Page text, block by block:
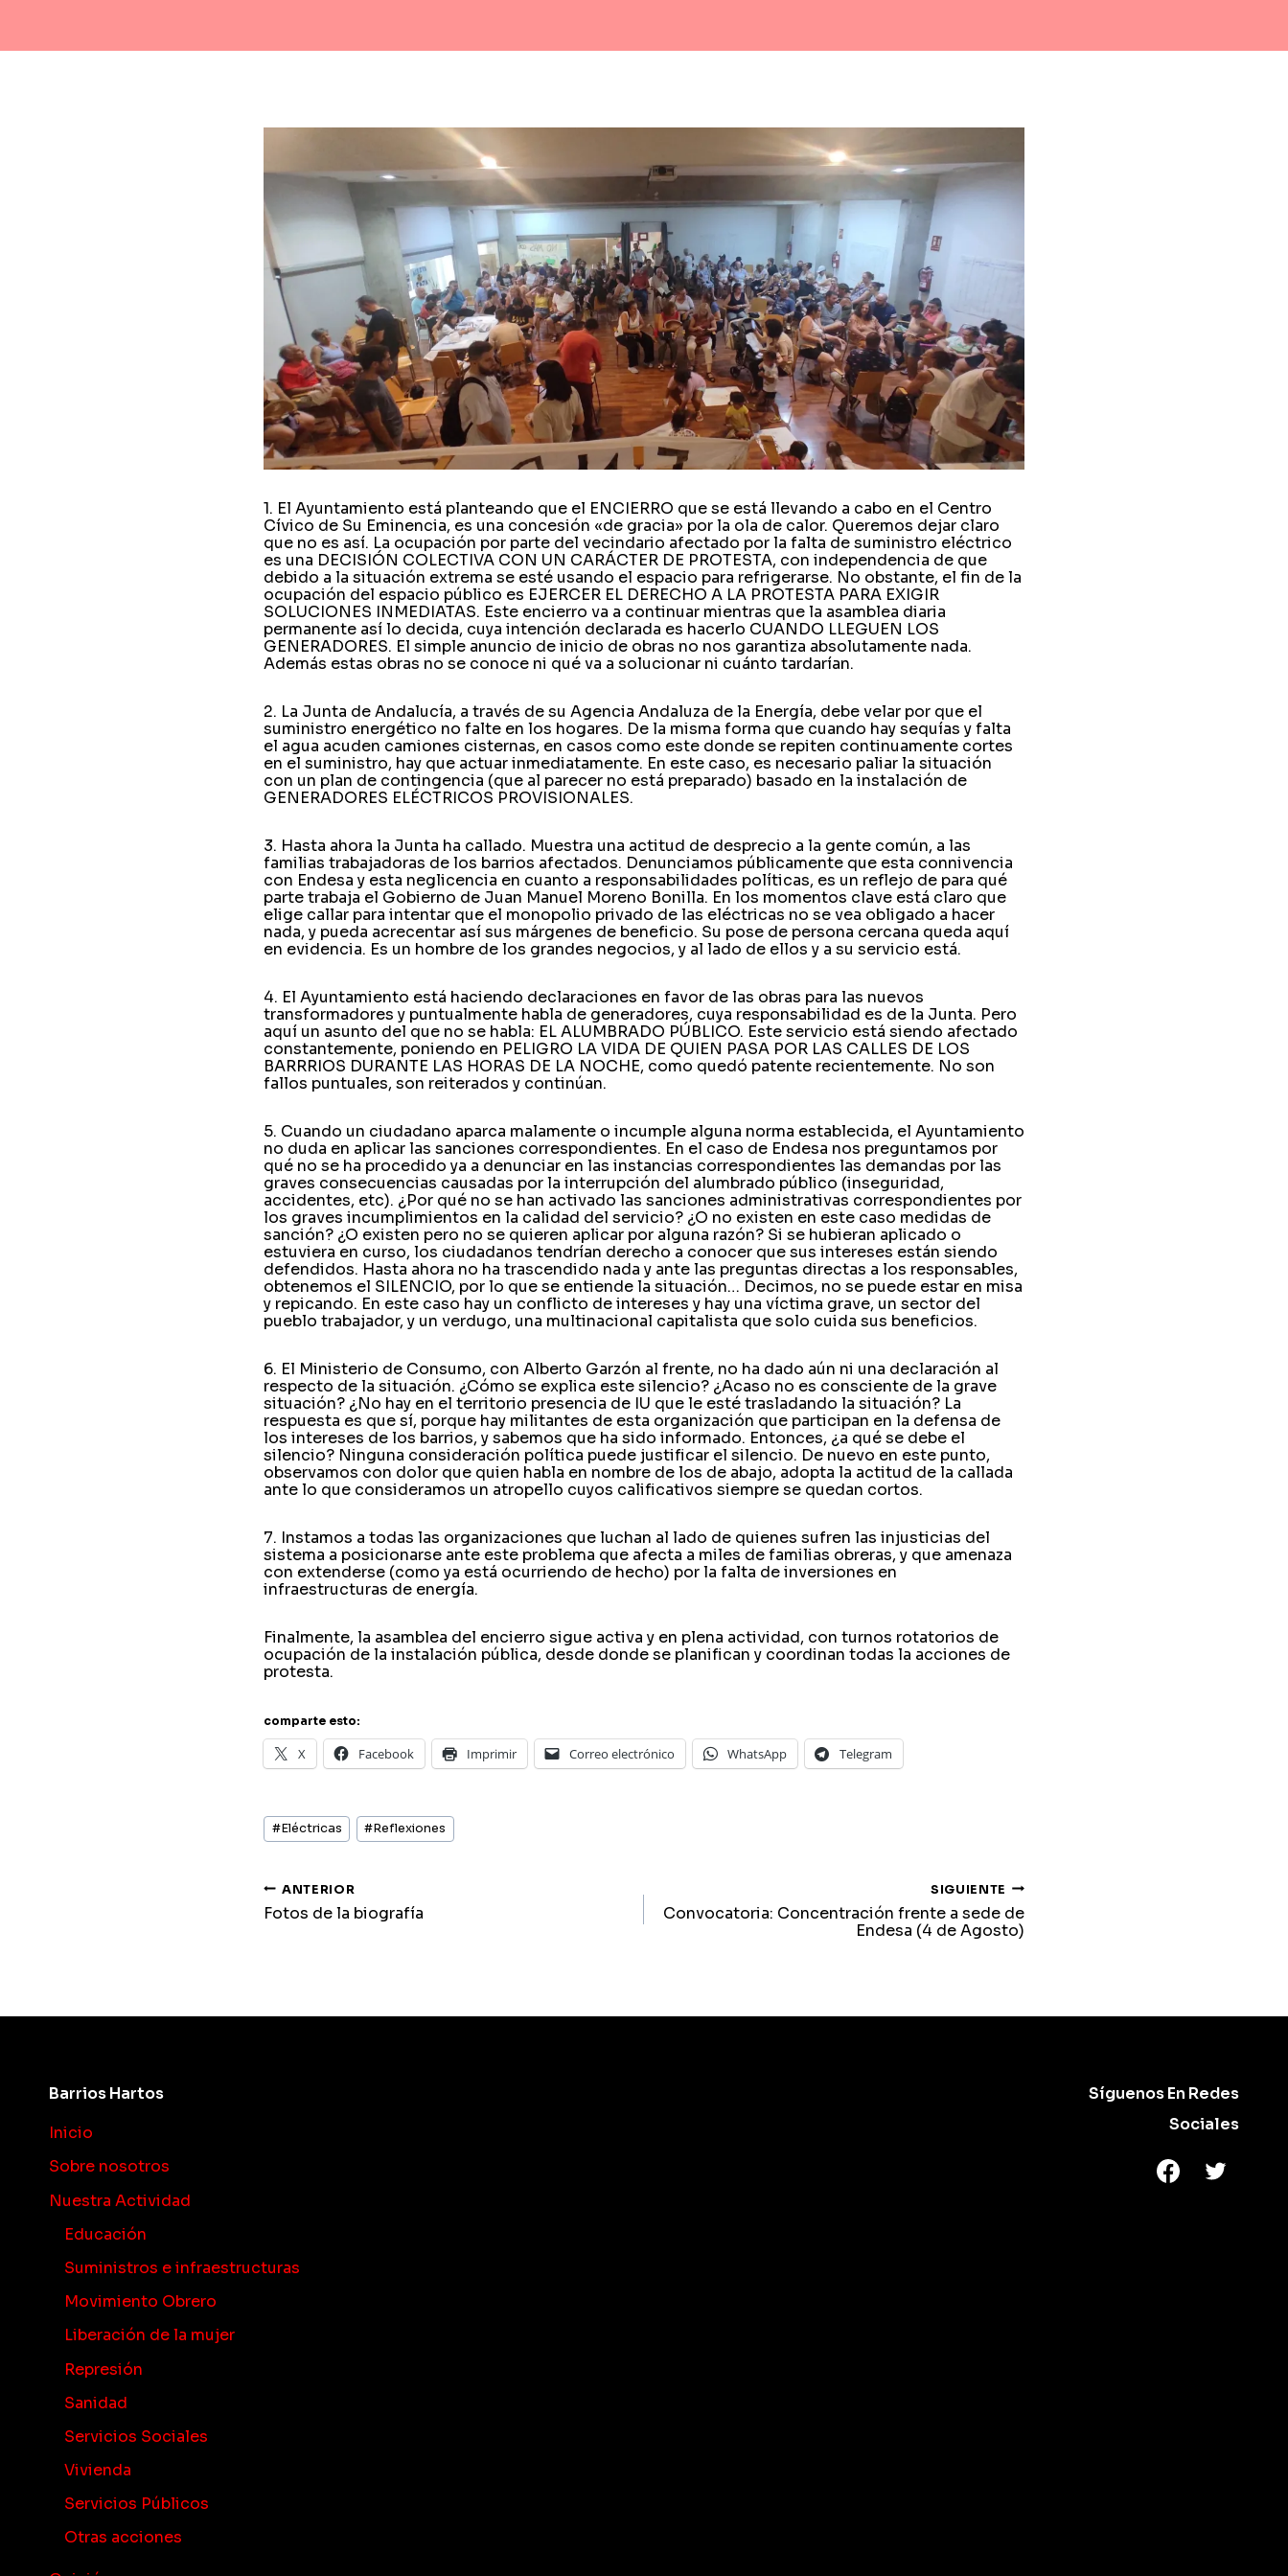
1. El Ayuntamiento está planteando que el ENCIERRO que se está llevando a cabo en el Centro
Cívico de Su Eminencia, es una concesión «de gracia» por la ola de calor. Queremos dejar claro
que no es así. La ocupación por parte del vecindario afectado por la falta de suministro eléctrico
es una DECISIÓN COLECTIVA CON UN CARÁCTER DE PROTESTA, con independencia de que
debido a la situación extrema se esté usando el espacio para refrigerarse. No obstante, el fin de la
ocupación del espacio público es EJERCER EL DERECHO A LA PROTESTA PARA EXIGIR
SOLUCIONES INMEDIATAS. Este encierro va a continuar mientras que la asamblea diaria
permanente así lo decida, cuya intención declarada es hacerlo CUANDO LLEGUEN LOS
GENERADORES. El simple anuncio de inicio de obras no nos garantiza absolutamente nada.
Además estas obras no se conoce ni qué va a solucionar ni cuánto tardarían.
2. La Junta de Andalucía, a través de su Agencia Andaluza de la Energía, debe velar por que el
suministro energético no falte en los hogares. De la misma forma que cuando hay sequías y falta
el agua acuden camiones cisternas, en casos como este donde se repiten continuamente cortes
en el suministro, hay que actuar inmediatamente. En este caso, es necesario paliar la situación
con un plan de contingencia (que al parecer no está preparado) basado en la instalación de
GENERADORES ELÉCTRICOS PROVISIONALES.
3. Hasta ahora la Junta ha callado. Muestra una actitud de desprecio a la gente común, a las
familias trabajadoras de los barrios afectados. Denunciamos públicamente que esta connivencia
con Endesa y esta neglicencia en cuanto a responsabilidades políticas, es un reflejo de para qué
parte trabaja el Gobierno de Juan Manuel Moreno Bonilla. En los momentos clave está claro que
elige callar para intentar que el monopolio privado de las eléctricas no se vea obligado a hacer
nada, y pueda acrecentar así sus márgenes de beneficio. Su pose de persona cercana queda aquí
en evidencia. Es un hombre de los grandes negocios, y al lado de ellos y a su servicio está.
4. El Ayuntamiento está haciendo declaraciones en favor de las obras para las nuevos
transformadores y puntualmente habla de generadores, cuya responsabilidad es de la Junta. Pero
aquí un asunto del que no se habla: EL ALUMBRADO PÚBLICO. Este servicio está siendo afectado
constantemente, poniendo en PELIGRO LA VIDA DE QUIEN PASA POR LAS CALLES DE LOS
BARRRIOS DURANTE LAS HORAS DE LA NOCHE, como quedó patente recientemente. No son
fallos puntuales, son reiterados y continúan.
5. Cuando un ciudadano aparca malamente o incumple alguna norma establecida, el Ayuntamiento
no duda en aplicar las sanciones correspondientes. En el caso de Endesa nos preguntamos por
qué no se ha procedido ya a denunciar en las instancias correspondientes las demandas por las
graves consecuencias causadas por la interrupción del alumbrado público (inseguridad,
accidentes, etc). ¿Por qué no se han activado las sanciones administrativas correspondientes por
los graves incumplimientos en la calidad del servicio? ¿O no existen en este caso medidas de
sanción? ¿O existen pero no se quieren aplicar por alguna razón? Si se hubieran aplicado o
estuviera en curso, los ciudadanos tendrían derecho a conocer que sus intereses están siendo
defendidos. Hasta ahora no ha trascendido nada y ante las preguntas directas a los responsables,
obtenemos el SILENCIO, por lo que se entiende la situación… Decimos, no se puede estar en misa
y repicando. En este caso hay un conflicto de intereses y hay una víctima grave, un sector del
pueblo trabajador, y un verdugo, una multinacional capitalista que solo cuida sus beneficios.
6. El Ministerio de Consumo, con Alberto Garzón al frente, no ha dado aún ni una declaración al
respecto de la situación. ¿Cómo se explica este silencio? ¿Acaso no es consciente de la grave
situación? ¿No hay en el territorio presencia de IU que le esté trasladando la situación? La
respuesta es que sí, porque hay militantes de esta organización que participan en la defensa de
los intereses de los barrios, y sabemos que ha sido informado. Entonces, ¿a qué se debe el
silencio? Ninguna consideración política puede justificar el silencio. De nuevo en este punto,
observamos con dolor que quien habla en nombre de los de abajo, adopta la actitud de la callada
ante lo que consideramos un atropello cuyos calificativos siempre se quedan cortos.
7. Instamos a todas las organizaciones que luchan al lado de quienes sufren las injusticias del
sistema a posicionarse ante este problema que afecta a miles de familias obreras, y que amenaza
con extenderse (como ya está ocurriendo de hecho) por la falta de inversiones en
infraestructuras de energía.
Finalmente, la asamblea del encierro sigue activa y en plena actividad, con turnos rotatorios de
ocupación de la instalación pública, desde donde se planifican y coordinan todas la acciones de
protesta.
comparte esto:
X Facebook Imprimir Correo electrónico WhatsApp Telegram
Etiquetas
de
#Eléctricas #Reflexiones
navegación
ANTERIOR
Fotos de la biografía
SIGUIENTE
Convocatoria: Concentración frente a sede de
Endesa (4 de Agosto)
Barrios Hartos
Inicio
Sobre nosotros
Nuestra Actividad
Educación
Suministros e infraestructuras
Movimiento Obrero
Liberación de la mujer
Represión
Sanidad
Servicios Sociales
Vivienda
Servicios Públicos
Otras acciones
Síguenos En Redes
Sociales